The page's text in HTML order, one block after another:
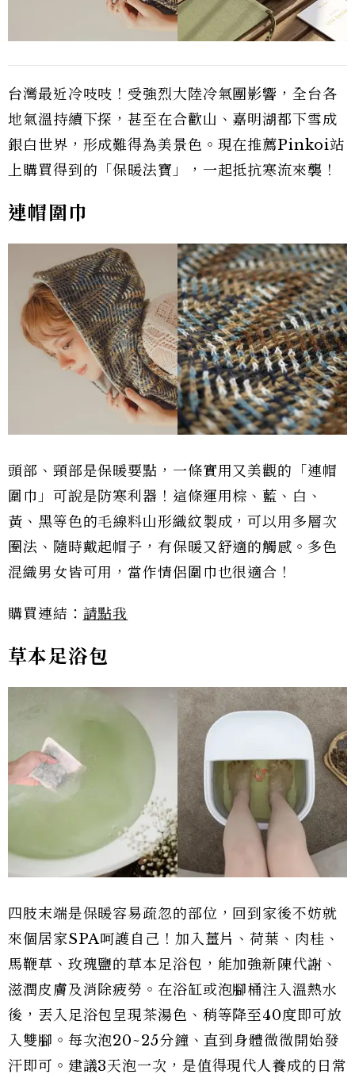
台灣最近冷吱吱！受強烈大陸冷氣團影響，全台各
地氣溫持續下探，甚至在合歡山、嘉明湖都下雪成
銀白世界，形成難得為美景色。現在推薦Pinkoi站
上購買得到的「保暖法寶」，一起抵抗寒流來襲！
連帽圍巾
頭部、頸部是保暖要點，一條實用又美觀的「連帽
圍巾」可說是防寒利器！這條運用棕、藍、白、
黃、黑等色的毛線料山形織紋製成，可以用多層次
圈法、隨時戴起帽子，有保暖又舒適的觸感。多色
混織男女皆可用，當作情侶圍巾也很適合！
購買連結： 請點我
草本足浴包
四肢末端是保暖容易疏忽的部位，回到家後不妨就
來個居家SPA呵護自己！加入薑片、荷葉、肉桂、
馬鞭草、玫瑰鹽的草本足浴包，能加強新陳代謝、
滋潤皮膚及消除疲勞。在浴缸或泡腳桶注入溫熱水
後，丟入足浴包呈現茶湯色、稍等降至40度即可放
入雙腳。每次泡20~25分鐘、直到身體微微開始發
汗即可。建議3天泡一次，是值得現代人養成的日常